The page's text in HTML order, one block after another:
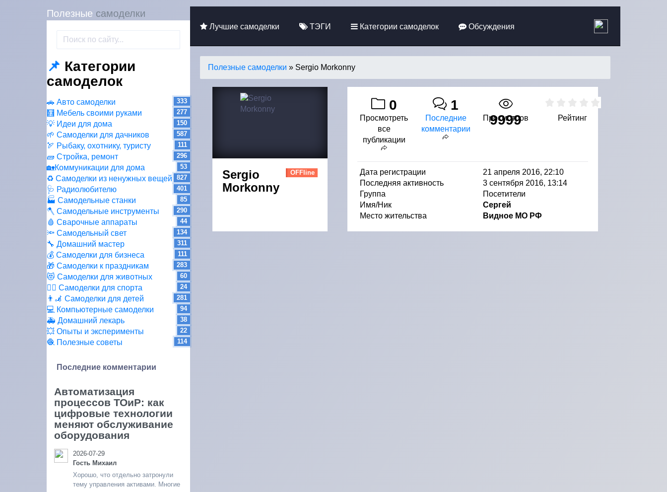
Полезные самоделки
📌 Категории
самоделок
🚗 Авто самоделки 333
🧮 Мебель своими руками 277
💡 Идеи для дома 150
🌱 Самоделки для дачников 587
🏹 Рыбаку, охотнику, туристу 111
🧱 Стройка, ремонт 296
🏡Коммуникации для дома 53
♻ Самоделки из ненужных вещей 827
🩺 Радиолюбителю 401
🏭 Самодельные станки 85
🪓 Самодельные инструменты 290
🩸 Сварочные аппараты 44
🔦 Самодельный свет 134
🔧 Домашний мастер 311
💰 Самоделки для бизнеса 111
🎁 Самоделки к праздникам 283
😻 Самоделки для животных 60
🏋️‍♀️ Самоделки для спорта 24
👨‍🦼 Самоделки для детей 281
💻 Компьютерные самоделки 94
🚑 Домашний лекарь 38
💥 Опыты и эксперименты 22
🧶 Полезные советы 114
Последние комментарии
Автоматизация
процессов ТОиР: как
цифровые технологии
меняют обслуживание
оборудования
2026-07-29
Гость Михаил
Хорошо, что отдельно затронули
тему управления активами. Многие
Лучшие самоделки ТЭГИ Категории самоделок Обсуждения
Полезные самоделки » Sergio Morkonny
OFFline
Sergio
Morkonny
0
Просмотреть
все
публикации
1
Последние
комментарии
9999
Просмотров Рейтинг
Дата регистрации
21 апреля 2016, 22:10
Последняя активность
3 сентября 2016, 13:14
Группа
Посетители
Имя/Ник
Сергей
Место жительства
Видное МО РФ